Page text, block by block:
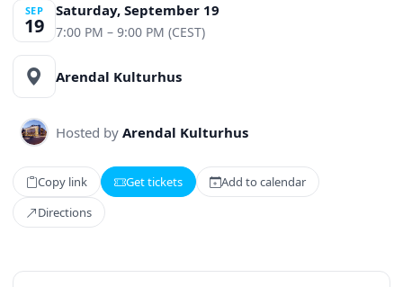
SEP
19
Saturday, September 19
7:00 PM – 9:00 PM (CEST)
Arendal Kulturhus
Hosted by Arendal Kulturhus
Copy link Get tickets
Add to calendar
Directions